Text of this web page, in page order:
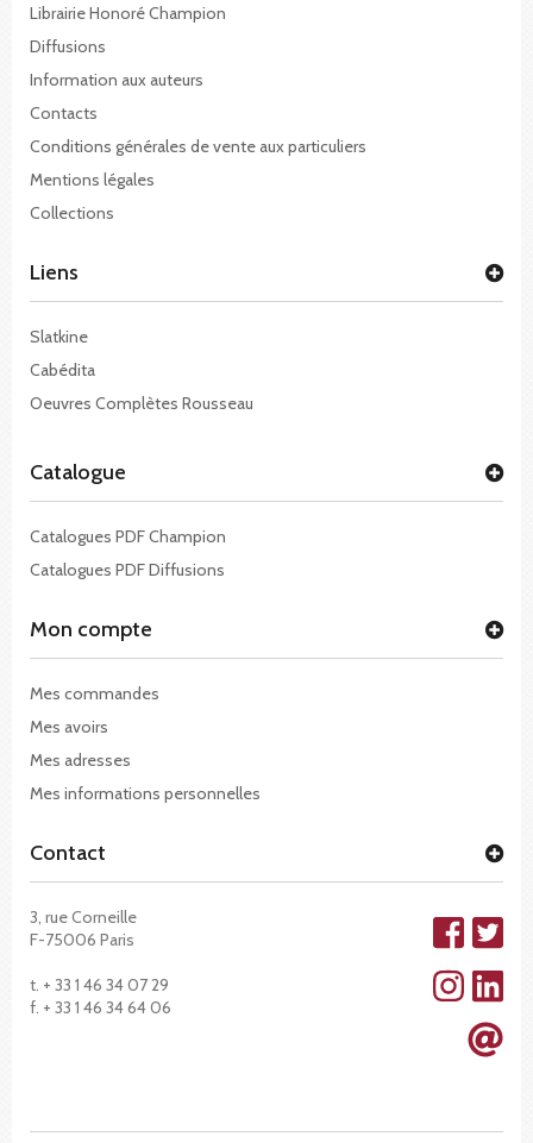
Librairie Honoré Champion
Diffusions
Information aux auteurs
Contacts
Conditions générales de vente aux particuliers
Mentions légales
Collections
Liens
Slatkine
Cabédita
Oeuvres Complètes Rousseau
Catalogue
Catalogues PDF Champion
Catalogues PDF Diffusions
Mon compte
Mes commandes
Mes avoirs
Mes adresses
Mes informations personnelles
Contact
3, rue Corneille
F-75006 Paris
t. + 33 1 46 34 07 29
f. + 33 1 46 34 64 06